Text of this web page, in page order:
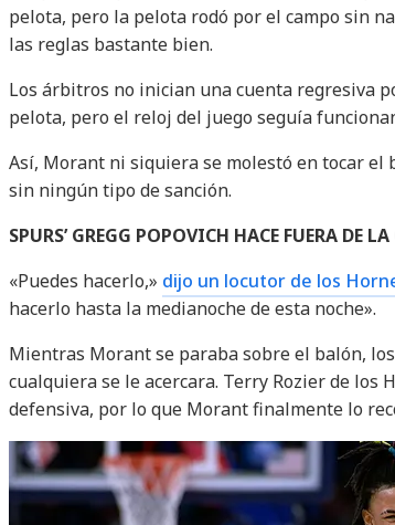
pelota, pero la pelota rodó por el campo sin
las reglas bastante bien.
Los árbitros no inician una cuenta regresiva
pelota, pero el reloj del juego seguía
Así, Morant ni siquiera se molestó en tocar
sin ningún tipo de sanción.
SPURS’ GREGG POPOVICH HACE FUERA DE
«Puedes hacerlo,» dijo un locutor de los
hacerlo hasta la medianoche de esta noche».
Mientras Morant se paraba sobre el balón,
cualquiera se le acercara. Terry Rozier de
defensiva, por lo que Morant finalmente lo